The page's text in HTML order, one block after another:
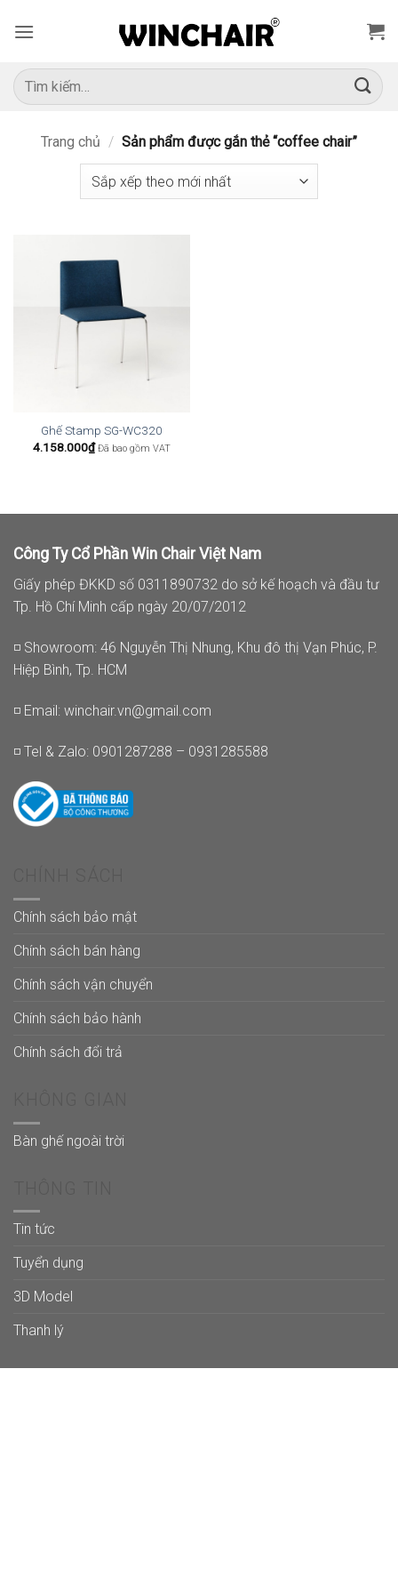
qua
dung
Tìm
kiếm:
Trang chủ / Sản phẩm được gắn thẻ “coffee chair”
Ghế Stamp SG-WC320
4.158.000₫ Đã bao gồm VAT
Công Ty Cổ Phần Win Chair Việt Nam
Giấy phép ĐKKD số 0311890732 do sở kế hoạch và đầu tư
Tp. Hồ Chí Minh cấp ngày 20/07/2012
◽ Showroom: 46 Nguyễn Thị Nhung, Khu đô thị Vạn Phúc, P.
Hiệp Bình, Tp. HCM
◽ Email: winchair.vn@gmail.com
◽ Tel & Zalo: 0901287288 – 0931285588
Chính sách bảo mật
Chính sách bán hàng
Chính sách vận chuyển
Chính sách bảo hành
Chính sách đổi trả
Bàn ghế ngoài trời
Tin tức
Tuyển dụng
3D Model
Thanh lý